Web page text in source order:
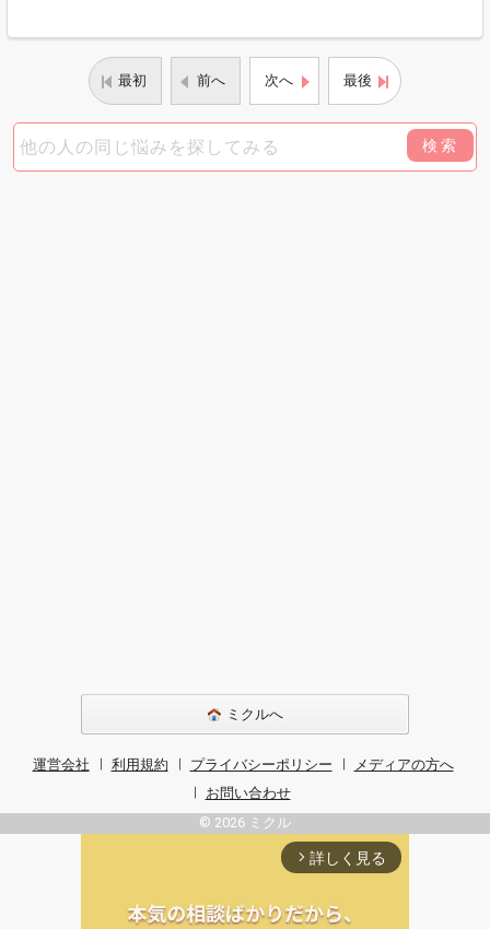
最初 前へ 次へ 最後
検索
ミクルへ
運営会社 利用規約 プライバシーポリシー
メディアの方へ
お問い合わせ
© 2026 ミクル
arrow_forward_ios 詳しく見る